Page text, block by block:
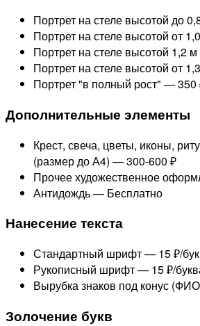
Портрет на стеле высотой до
Портрет на стеле высотой от
Портрет на стеле высотой 1,2
Портрет на стеле высотой от
Портрет "в полный рост" —350
Дополнительные элементы
Крест, свеча, цветы, иконы,
(размер до А4) —300-600 ₽
Прочее художественное
Антидождь — Бесплатно
Нанесение текста
Стандартный шрифт — 15 ₽/
Рукописный шрифт — 15 ₽/
Вырубка знаков под конус
Золочение букв